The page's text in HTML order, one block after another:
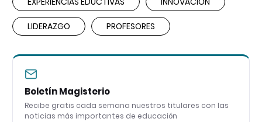
LIDERAZGO PROFESORES
Boletín Magisterio
Recibe gratis cada semana nuestros titulares con las
noticias más importantes de educación